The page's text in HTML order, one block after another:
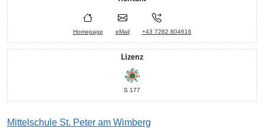
Homepage eMail +43 7282 804616
Lizenz
S 177
Mittelschule St. Peter am Wimberg